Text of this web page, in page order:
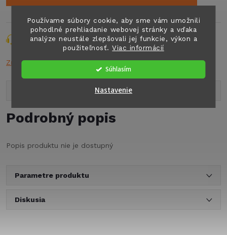
Používame súbory cookie, aby sme vám umožnili
pohodlné prehliadanie webovej stránky a vďaka
analýze neustále zlepšovali jej funkcie, výkon a
použiteľnosť.Viac informácií
Súhlasím
Nastavenie
Opýtať sa Strážiť Zdieľať
Značka:THETF
Podrobný popis
Popis produktu nie je dostupný
Parametre produktu
Diskusia